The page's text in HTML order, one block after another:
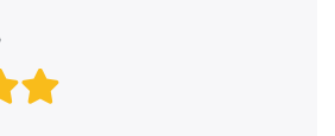
Bewertung: 4 von
3 von 5
2 von 5
1 von 5